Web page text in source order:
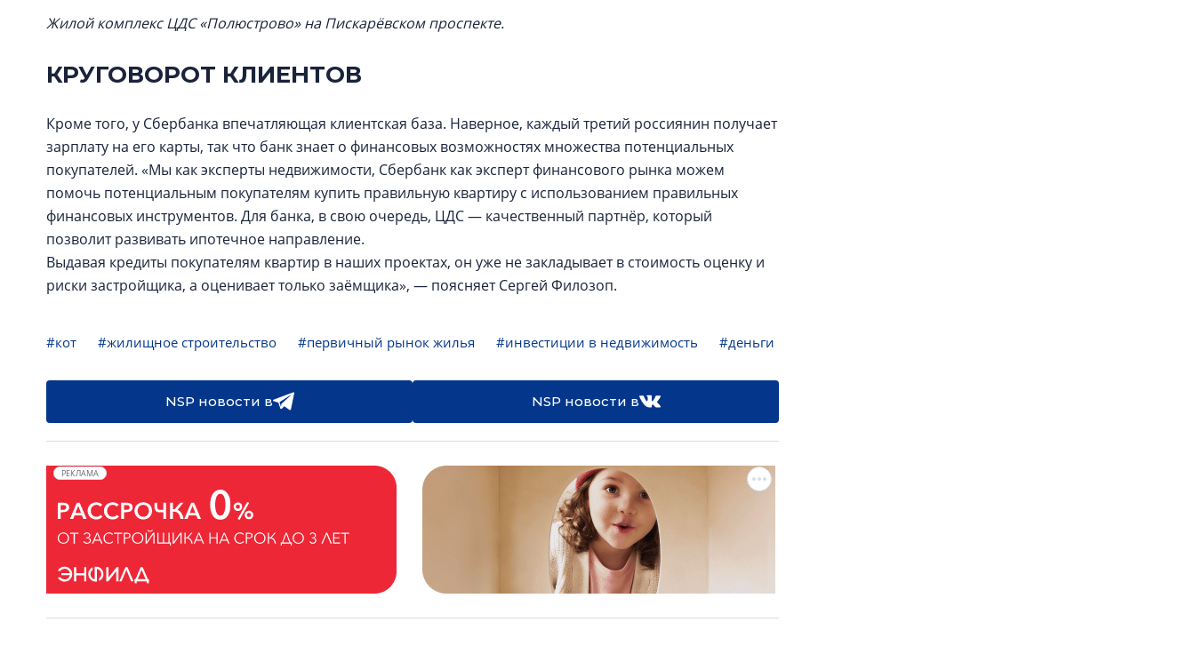
Жилой комплекс ЦДС «Полюстрово» на Пискарёвском проспекте.
КРУГОВОРОТ КЛИЕНТОВ
Кроме того, у Сбербанка впечатляющая клиентская база. Наверное, каждый третий россиянин получает
зарплату на его карты, так что банк знает о финансовых возможностях множества потенциальных
покупателей. «Мы как эксперты недвижимости, Сбербанк как эксперт финансового рынка можем
помочь потенциальным покупателям купить правильную квартиру с использованием правильных
финансовых инструментов. Для банка, в свою очередь, ЦДС — качественный партнёр, который
позволит развивать ипотечное направление.
Выдавая кредиты покупателям квартир в наших проектах, он уже не закладывает в стоимость оценку и
риски застройщика, а оценивает только заёмщика», — поясняет Сергей Филозоп.
#кот #жилищное строительство #первичный рынок жилья #инвестиции в недвижимость #деньги
NSP новости в NSP новости в
РЕКЛАМА